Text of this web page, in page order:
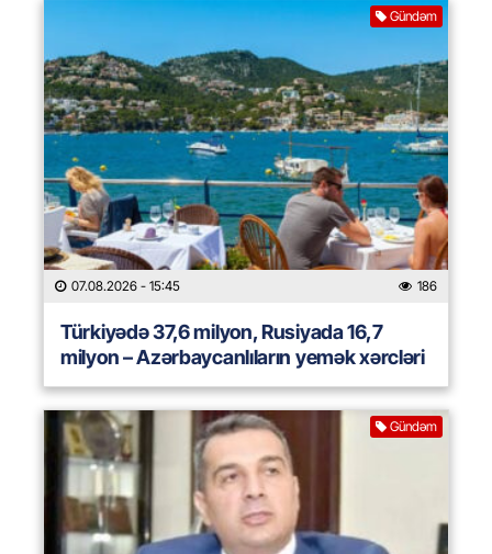
Gündəm
07.08.2026 - 15:45 186
Türkiyədə 37,6 milyon, Rusiyada 16,7
milyon – Azərbaycanlıların yemək xərcləri
Gündəm